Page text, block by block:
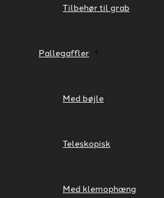
Tilbehør til grab
Pallegaffler
Med bøjle
Teleskopisk
Med klemophæng